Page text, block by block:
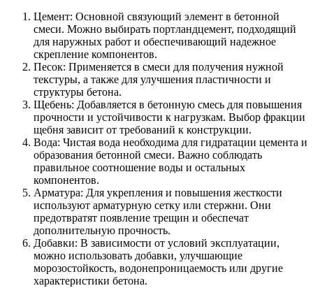
Цемент: Основной связующий элемент в бетонной
смеси. Можно выбирать портландцемент, подходящий
для наружных работ и обеспечивающий надежное
скрепление компонентов.
Песок: Применяется в смеси для получения нужной
текстуры, а также для улучшения пластичности и
структуры бетона.
Щебень: Добавляется в бетонную смесь для повышения
прочности и устойчивости к нагрузкам. Выбор фракции
щебня зависит от требований к конструкции.
Вода: Чистая вода необходима для гидратации цемента и
образования бетонной смеси. Важно соблюдать
правильное соотношение воды и остальных
компонентов.
Арматура: Для укрепления и повышения жесткости
используют арматурную сетку или стержни. Они
предотвратят появление трещин и обеспечат
дополнительную прочность.
Добавки: В зависимости от условий эксплуатации,
можно использовать добавки, улучшающие
морозостойкость, водонепроницаемость или другие
характеристики бетона.